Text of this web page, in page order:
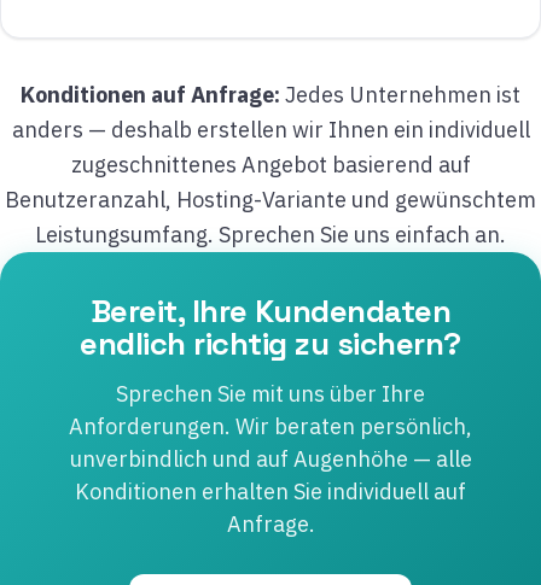
Konditionen auf Anfrage: Jedes Unternehmen ist
anders — deshalb erstellen wir Ihnen ein individuell
zugeschnittenes Angebot basierend auf
Benutzeranzahl, Hosting-Variante und gewünschtem
Leistungsumfang. Sprechen Sie uns einfach an.
Bereit, Ihre Kundendaten
endlich richtig zu sichern?
Sprechen Sie mit uns über Ihre
Anforderungen. Wir beraten persönlich,
unverbindlich und auf Augenhöhe — alle
Konditionen erhalten Sie individuell auf
Anfrage.